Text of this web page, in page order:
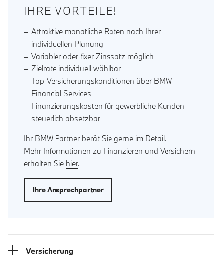
IHRE VORTEILE!
Attraktive monatliche Raten nach Ihrer
individuellen Planung
Variabler oder fixer Zinssatz möglich
Zielrate individuell wählbar
Top-Versicherungskonditionen über BMW
Financial Services
Finanzierungskosten für gewerbliche Kunden
steuerlich absetzbar
Ihr BMW Partner berät Sie gerne im Detail.
Mehr Informationen zu Finanzieren und Versichern
erhalten Sie hier.
Ihre Ansprechpartner
Versicherung